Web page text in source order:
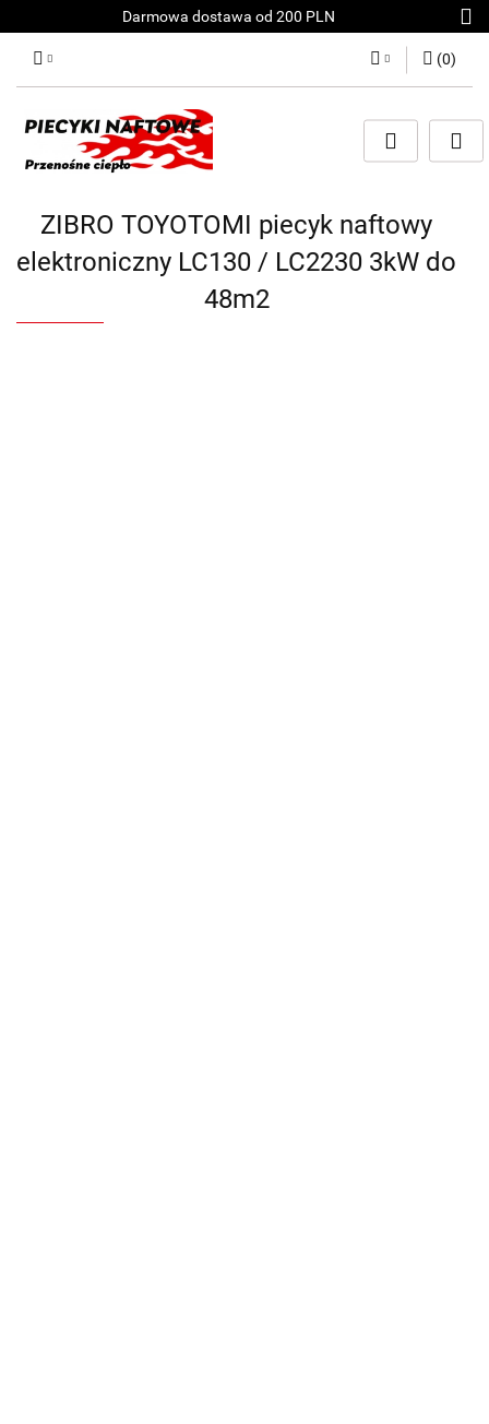
Darmowa dostawa od 200 PLN
Zaloguj się
Załóż konto
Zgody cookies
(0)
ZIBRO TOYOTOMI piecyk naftowy
elektroniczny LC130 / LC2230 3kW do
48m2